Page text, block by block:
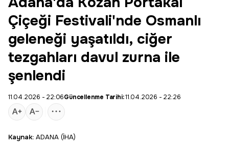
Çiçeği Festivali'nde Osmanlı
geleneği yaşatıldı, ciğer
tezgahları davul zurna ile
şenlendi
11.04.2026 - 22:06Güncellenme Tarihi:11.04.2026 - 22:26
Kaynak: ADANA (İHA)